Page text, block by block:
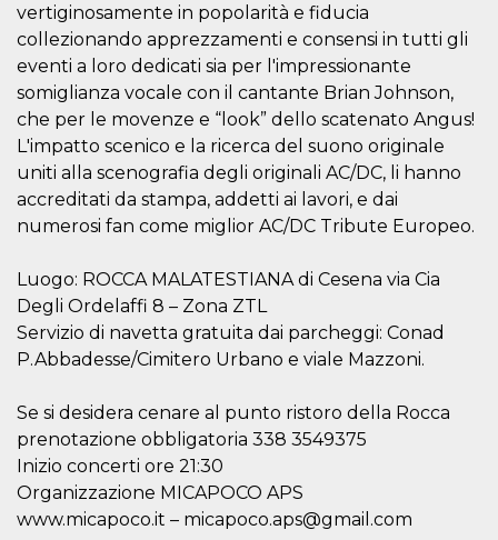
vertiginosamente in popolarità e fiducia
collezionando apprezzamenti e consensi in tutti gli
eventi a loro dedicati sia per l'impressionante
somiglianza vocale con il cantante Brian Johnson,
che per le movenze e “look” dello scatenato Angus!
L'impatto scenico e la ricerca del suono originale
uniti alla scenografia degli originali AC/DC, li hanno
accreditati da stampa, addetti ai lavori, e dai
numerosi fan come miglior AC/DC Tribute Europeo.
Luogo: ROCCA MALATESTIANA di Cesena via Cia
Degli Ordelaffi 8 – Zona ZTL
Servizio di navetta gratuita dai parcheggi: Conad
P.Abbadesse/Cimitero Urbano e viale Mazzoni.
Se si desidera cenare al punto ristoro della Rocca
prenotazione obbligatoria 338 3549375
Inizio concerti ore 21:30
Organizzazione MICAPOCO APS
www.micapoco.it – micapoco.aps@gmail.com
m
Stripe
m.stripe.com
1 anno 1
mese
viene
generalmente
utilizzato per le
prestazioni e
l'ottimizzazione
dei servizi di
elaborazione
dei pagamenti,
facilitando la
memorizzazione
dei contenuti
sul browser per
rendere le
pagine più
CookieScriptConsent
CookieScript
oooh.events
4
Questo cookie
Cookie-
ricordare le
cookie dei
visitatori. È
funzioni